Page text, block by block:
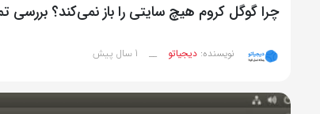
چرا گوگل کروم هیچ سایتی را باز نمی‌کند؟ بررسی
نویسنده: دیجیاتو __ 1 سال پیش